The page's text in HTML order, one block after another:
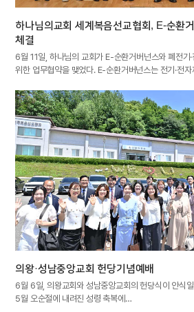
하나님의교회 세계복음선교협회, E-순환
체결
6월 11일, 하나님의 교회가 E-순환거버넌스와 폐전기
위한 업무협약을 맺었다. E-순환거버넌스는 전기·전
의왕·성남중앙교회 헌당기념예배
6월 6일, 의왕교회와 성남중앙교회의 헌당식이 안식
5월 오순절에 내려진 성령 축복에…